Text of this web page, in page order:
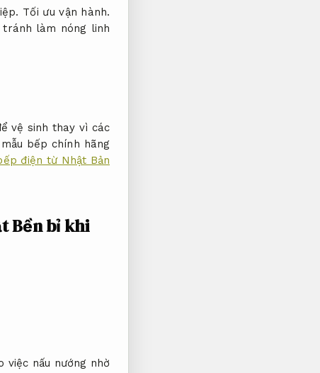
Tối ưu vận hành.
tránh làm nóng linh
vệ sinh thay vì các
bếp chính hãng
điện từ Nhật Bản
Bền bỉ khi
việc nấu nướng nhờ